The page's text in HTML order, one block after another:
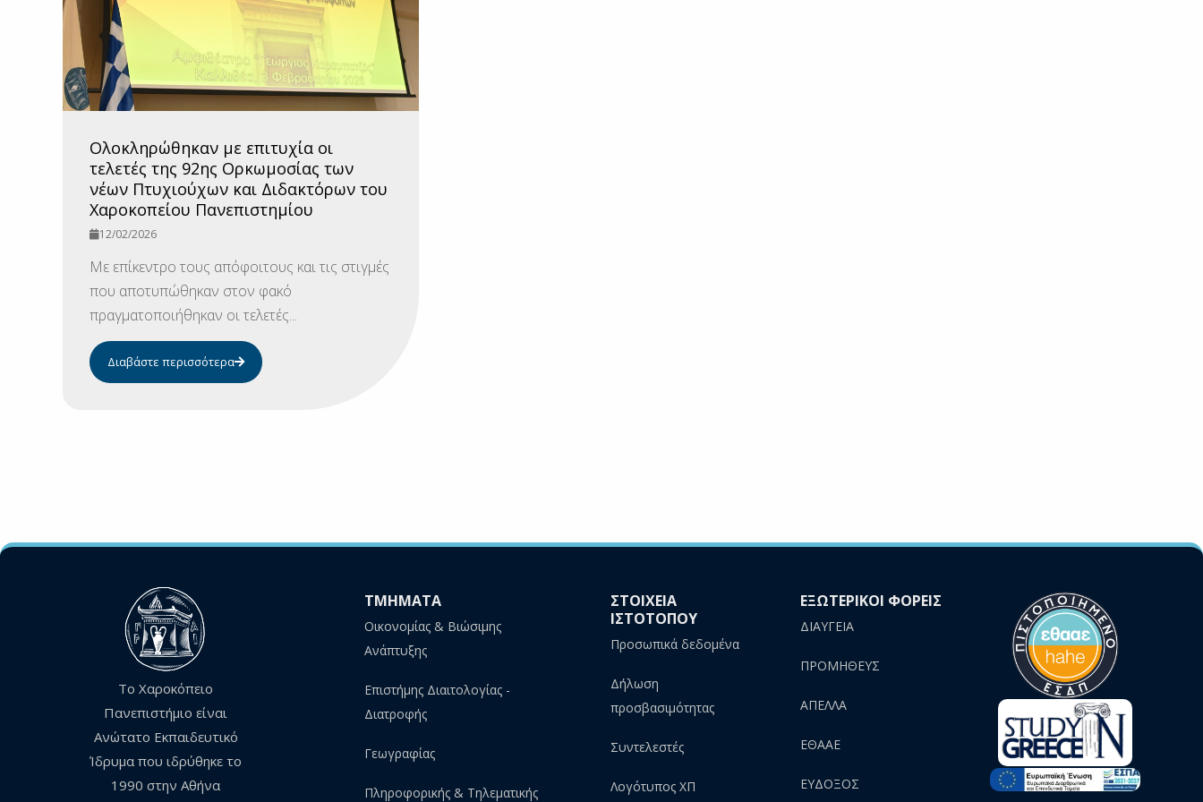
Ολοκληρώθηκαν με επιτυχία οι
τελετές της 92ης Ορκωμοσίας των
νέων Πτυχιούχων και Διδακτόρων του
Χαροκοπείου Πανεπιστημίου
12/02/2026
Με επίκεντρο τους απόφοιτους και τις στιγμές
που αποτυπώθηκαν στον φακό
πραγματοποιήθηκαν οι τελετές...
Διαβάστε περισσότερα
Το Χαροκόπειο
Πανεπιστήμιο είναι
Ανώτατο Εκπαιδευτικό
Ίδρυμα που ιδρύθηκε το
1990 στην Αθήνα
ΤΜΗΜΑΤΑ
Οικονομίας & Βιώσιμης
Ανάπτυξης
Επιστήμης Διαιτολογίας -
Διατροφής
Γεωγραφίας
Πληροφορικής & Τηλεματικής
ΣΤΟΙΧΕΙΑ
ΙΣΤΟΤΟΠΟΥ
Προσωπικά δεδομένα
Δήλωση
προσβασιμότητας
Συντελεστές
Λογότυπος ΧΠ
ΕΞΩΤΕΡΙΚΟΙ ΦΟΡΕΙΣ
ΔΙΑΥΓΕΙΑ
ΠΡΟΜΗΘΕΥΣ
AΠΕΛΛΑ
ΕΘΑΑΕ
ΕΥΔΟΞΟΣ